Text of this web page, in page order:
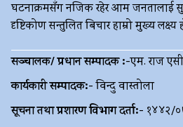
घटनाक्रमसँग नजिक रहेर आम जनतालाई
दृष्टिकोण सन्तुलित बिचार हाम्रो मुख्य लक्ष्य
सञ्चालक/ प्रधान सम्पादक :-एम. राज एसी
कार्यकारी सम्पादक:-विन्दु वास्तोला
सूचना तथा प्रशारण विभाग दर्ता:- १४४२/